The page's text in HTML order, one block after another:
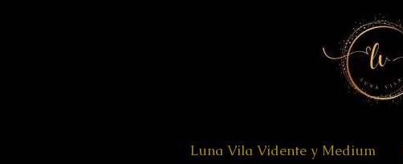
Luna Vila Vidente y Medium